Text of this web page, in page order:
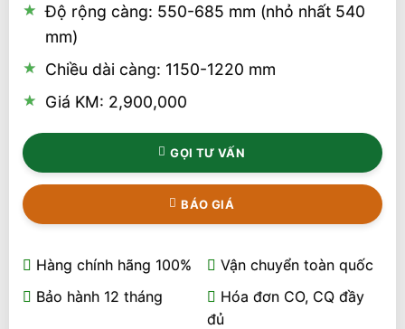
Độ rộng càng: 550-685 mm (nhỏ nhất 540
mm)
Chiều dài càng: 1150-1220 mm
Giá KM: 2,900,000
GỌI TƯ VẤN
BÁO GIÁ
Hàng chính hãng 100%
Vận chuyển toàn quốc
Bảo hành 12 tháng
Hóa đơn CO, CQ đầy
đủ